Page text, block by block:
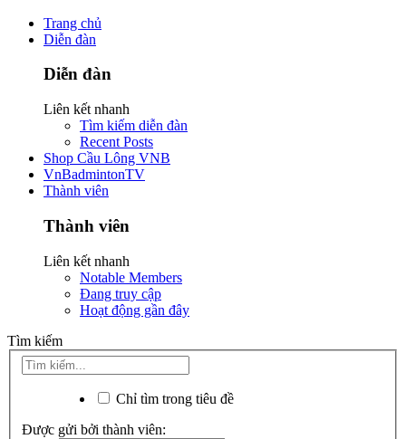
Trang chủ
Diễn đàn
Diễn đàn
Liên kết nhanh
Tìm kiếm diễn đàn
Recent Posts
Shop Cầu Lông VNB
VnBadmintonTV
Thành viên
Thành viên
Liên kết nhanh
Notable Members
Đang truy cập
Hoạt động gần đây
Tìm kiếm
Chỉ tìm trong tiêu đề
Được gửi bởi thành viên: